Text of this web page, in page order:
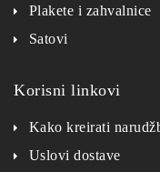
Plakete i zahvalnice
Satovi
Korisni linkovi
Kako kreirati
Uslovi dostave